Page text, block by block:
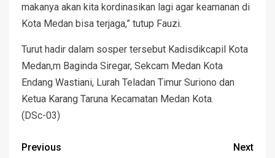
makanya akan kita kordinasikan lagi agar keamanan di
Kota Medan bisa terjaga,” tutup Fauzi.
Turut hadir dalam sosper tersebut Kadisdikcapil Kota
Medan,m Baginda Siregar, Sekcam Medan Kota
Endang Wastiani, Lurah Teladan Timur Suriono dan
Ketua Karang Taruna Kecamatan Medan Kota.
(DSc-03)
Previous
Next